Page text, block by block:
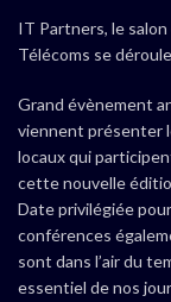
IT Partners, le salon
Télécoms se
Grand évènement
viennent présenter
locaux qui
cette nouvelle
Date privilégiée
conférences
sont dans l’air du
essentiel de nos